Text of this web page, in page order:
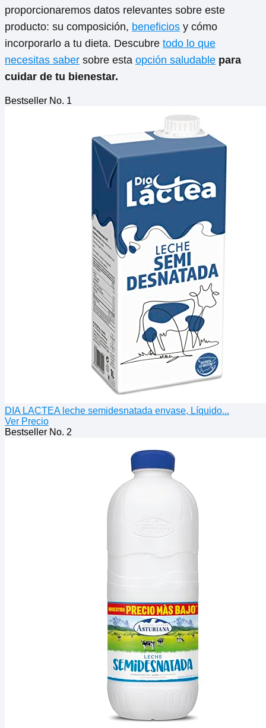
proporcionaremos datos relevantes sobre este
producto: su composición, beneficios y cómo
incorporarlo a tu dieta. Descubre todo lo que
necesitas saber sobre esta opción saludable para
cuidar de tu bienestar.
Bestseller No. 1
DIA LACTEA leche semidesnatada envase, Líquido...
Ver Precio
Bestseller No. 2